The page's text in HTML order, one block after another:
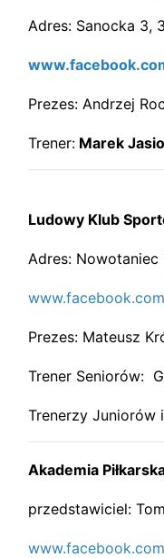
Adres: Sanocka 3,
Prezes: Andrzej
Trener: Marek
Ludowy Klub
Adres:
Prezes: Mateusz
Trener Seniorów:
Trenerzy Juniorów
Akademia
przedstawiciel: